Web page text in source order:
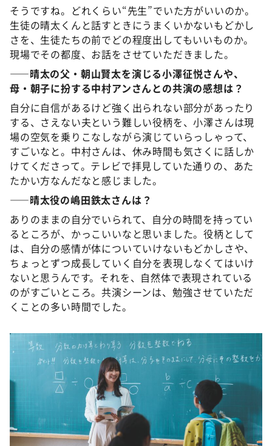
そうですね。どれくらい“先生”でいた方がいいのか。
生徒の晴太くんと話すときにうまくいかないもどかし
さを、生徒たちの前でどの程度出してもいいものか。
現場でその都度、お話をさせていただきました。
——晴太の父・朝山賢太を演じる小澤征悦さんや、
母・朝子に扮する中村アンさんとの共演の感想は？
自分に自信があるけど強く出られない部分があったり
する、さえない夫という難しい役柄を、小澤さんは現
場の空気を乗りこなしながら演じていらっしゃって、
すごいなと。中村さんは、休み時間も気さくに話しか
けてくださって。テレビで拝見していた通りの、あた
たかい方なんだなと感じました。
——晴太役の嶋田鉄太さんは？
ありのままの自分でいられて、自分の時間を持ってい
るところが、かっこいいなと思いました。役柄として
は、自分の感情が体についていけないもどかしさや、
ちょっとずつ成長していく自分を表現しなくてはいけ
ないと思うんです。それを、自然体で表現されている
のがすごいところ。共演シーンは、勉強させていただ
くことの多い時間でした。